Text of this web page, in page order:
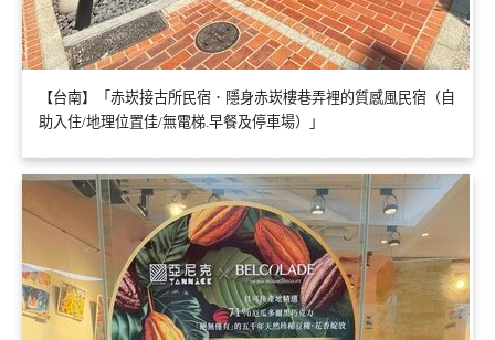
【台南】「赤崁接古所民宿．隱身赤崁樓巷弄裡的質感風民宿（自
助入住/地理位置佳/無電梯.早餐及停車場）」